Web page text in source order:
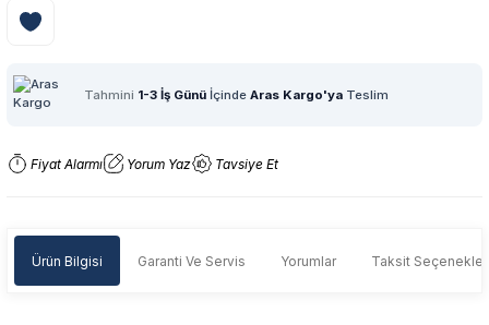
Tahmini 1-3 İş Günü İçinde Aras Kargo'ya Teslim
Fiyat Alarmı Yorum Yaz Tavsiye Et
Ürün Bilgisi Garanti Ve Servis Yorumlar Taksit